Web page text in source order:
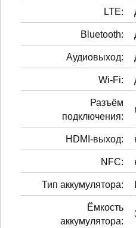
LTE:
Bluetooth:
Аудиовыход:
Wi-Fi:
Разъём
подключения:
HDMI-выход:
NFC:
Тип аккумулятора:
Ёмкость
аккумулятора: